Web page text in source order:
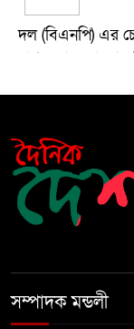
দল (বিএনপি) এর
মাগফেরাত
৬
সম্পাদক মন্ডলী